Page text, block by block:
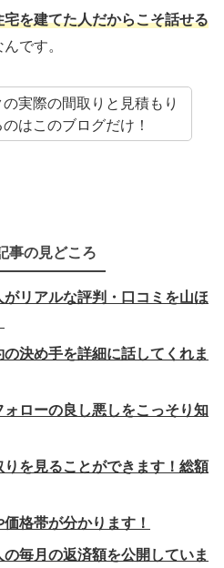
を建てた人だからこそ話せる
んです。
実際の間取りと見積もり
はこのブログだけ！
事の見どころ
リアルな評判・口コミを山ほ
決め手を詳細に話してくれま
ローの良し悪しをこっそり知
を見ることができます！総額
格帯が分かります！
毎月の返済額を公開していま